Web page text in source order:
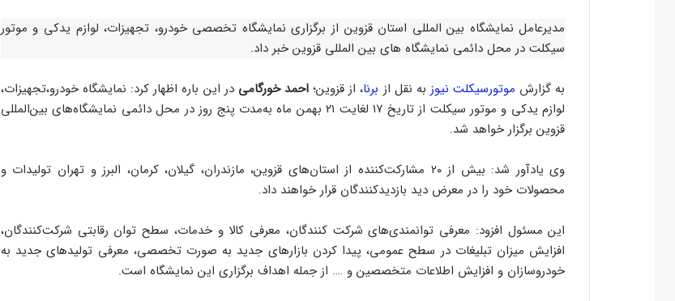
مدیرعامل نمایشگاه بین المللی استان قزوین از برگزاری نمایشگاه تخصصی خودرو، تجهیزات، لوازم یدکی و موتور
سیکلت در محل دائمی نمایشگاه های بین المللی قزوین خبر داد.
به گزارش موتورسیکلت نیوز به نقل از برنا، از قزوین؛احمد خورگامی در این باره اظهار کرد: نمایشگاه خودرو،تجهیزات،
لوازم یدکی و موتور سیکلت از تاریخ ۱۷ لغایت ۲۱ بهمن ماه به‌مدت پنج روز در محل دائمی نمایشگاه‌های بین‌المللی
قزوین برگزار خواهد شد.
وی یادآور شد: بیش از ۲۰ مشارکت‌کننده از استان‌های قزوین، مازندران، گیلان، کرمان، البرز و تهران تولیدات و
محصولات خود را در معرض دید بازدیدکنندگان قرار خواهند داد.
این مسئول افزود: معرفی توانمندی‌های شرکت کنندگان، معرفی کالا و خدمات، سطح توان رقابتی شرکت‌کنندگان،
افزایش میزان تبلیغات در سطح عمومی، پیدا کردن بازارهای جدید به صورت تخصصی، معرفی تولیدهای جدید به
خودروسازان و افزایش اطلاعات متخصصین و …. از جمله اهداف برگزاری این نمایشگاه است.